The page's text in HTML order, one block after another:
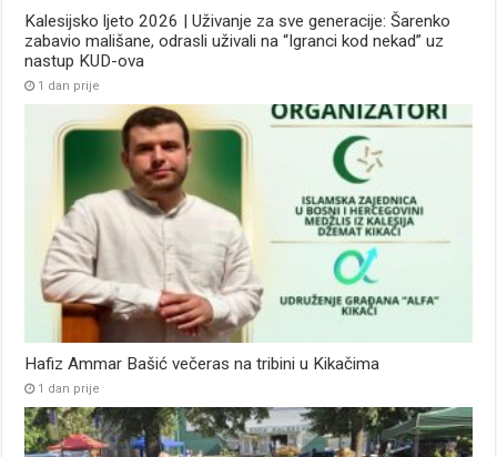
Kalesijsko ljeto 2026 | Uživanje za sve generacije: Šarenko
zabavio mališane, odrasli uživali na “Igranci kod nekad” uz
nastup KUD-ova
1 dan prije
Hafiz Ammar Bašić večeras na tribini u Kikačima
1 dan prije